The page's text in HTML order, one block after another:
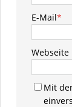
E-Mail*
Webseite
Mit